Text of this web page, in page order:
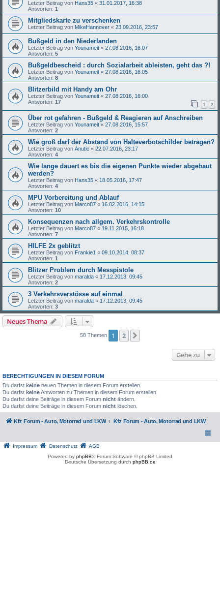
Letzter Beitrag von Hans35 « 31.01.2017, 16:38
Antworten: 1
Mitgliedskarte zu verschenken
Letzter Beitrag von MikeHannover « 23.09.2016, 23:57
Bußgeld in den Niederlanden
Letzter Beitrag von Younameit « 27.08.2016, 16:07
Antworten: 5
Bußgeldbescheid : durch Sozialarbeit ableisten, geht das ?!
Letzter Beitrag von Younameit « 27.08.2016, 16:05
Antworten: 8
Blitzerbild mit Handy am Ohr
Letzter Beitrag von Younameit « 27.08.2016, 16:00
Antworten: 17 1 2
Über rot gefahren - Bußgeld & Reagieren auf Anschreiben
Letzter Beitrag von Younameit « 27.08.2016, 15:57
Antworten: 2
Wie groß darf der Abstand von Halteverbotschilder betragen?
Letzter Beitrag von Anutic « 22.07.2016, 23:17
Antworten: 4
Wie lange dauert es bis die eigenen Punkte wieder abgebaut
werden?
Letzter Beitrag von Hans35 « 18.05.2016, 17:47
Antworten: 4
MPU Vorbereitung und Ablauf
Letzter Beitrag von Marco87 « 16.02.2016, 14:15
Antworten: 10
Konsequenzen nach allgem. Verkehrskontrolle
Letzter Beitrag von Marco87 « 19.11.2015, 16:18
Antworten: 7
HILFE 2x geblitzt
Letzter Beitrag von Frankie1 « 09.10.2014, 08:37
Antworten: 1
Blitzer Problem durch Messpistole
Letzter Beitrag von maralda « 17.12.2013, 09:45
Antworten: 2
3 Verkehrsverstösse auf einmal
Letzter Beitrag von maralda « 17.12.2013, 09:45
Antworten: 3
Neues Thema
58 Themen 1 2
Gehe zu
BERECHTIGUNGEN IN DIESEM FORUM
Du darfst keine neuen Themen in diesem Forum erstellen.
Du darfst keineAntworten zu Themen in diesem Forum erstellen.
Du darfst deine Beiträge in diesem Forum nicht ändern.
Du darfst deine Beiträge in diesem Forum nicht löschen.
Kfz Forum - Auto, Motorrad und LKW Kfz Forum - Auto, Motorrad und LKW
Impressum Datenschutz
AGB
Powered by phpBB® Forum Software © phpBB Limited
Deutsche Übersetzung durch phpBB.de